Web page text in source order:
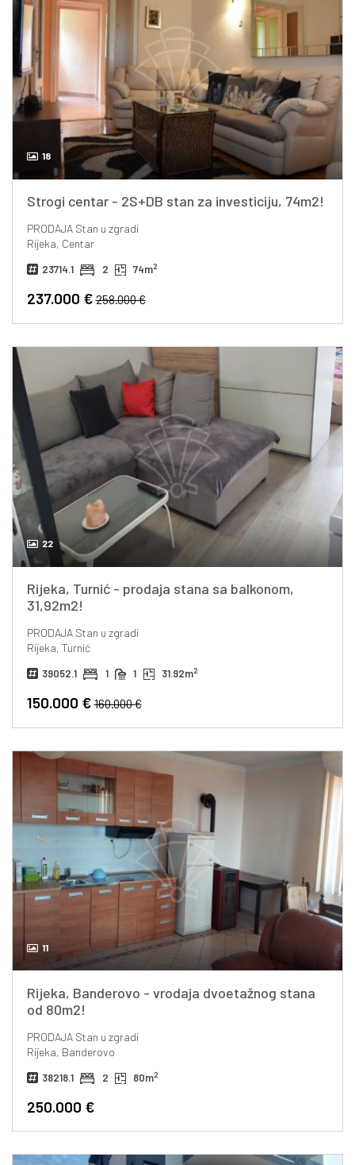
18
Strogi centar - 2S+DB stan za investiciju, 74m2!
PRODAJAStan u zgradi
Rijeka, Centar
23714.1 2 74m2
237.000 €258.000 €
22
Rijeka, Turnić - prodaja stana sa balkonom,
31,92m2!
PRODAJAStan u zgradi
Rijeka, Turnić
39052.1 1 1 31.92m2
150.000 €160.000 €
11
Rijeka, Banderovo - vrodaja dvoetažnog stana
od 80m2!
PRODAJAStan u zgradi
Rijeka, Banderovo
38218.1 2 80m2
250.000 €